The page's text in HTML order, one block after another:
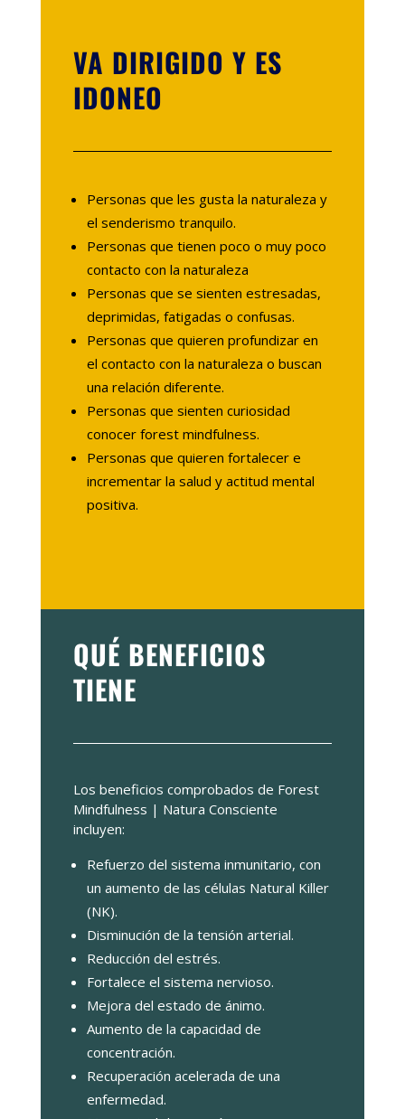
VA DIRIGIDO Y ES
IDONEO
Personas que les gusta la naturaleza y
el senderismo tranquilo.
Personas que tienen poco o muy poco
contacto con la naturaleza
Personas que se sienten estresadas,
deprimidas, fatigadas o confusas.
Personas que quieren profundizar en
el contacto con la naturaleza o buscan
una relación diferente.
Personas que sienten curiosidad
conocer forest mindfulness.
Personas que quieren fortalecer e
incrementar la salud y actitud mental
positiva.
QUÉ BENEFICIOS
TIENE
Los beneficios comprobados de Forest
Mindfulness | Natura Consciente
incluyen:
Refuerzo del sistema inmunitario, con
un aumento de las células Natural Killer
(NK).
Disminución de la tensión arterial.
Reducción del estrés.
Fortalece el sistema nervioso.
Mejora del estado de ánimo.
Aumento de la capacidad de
concentración.
Recuperación acelerada de una
enfermedad.